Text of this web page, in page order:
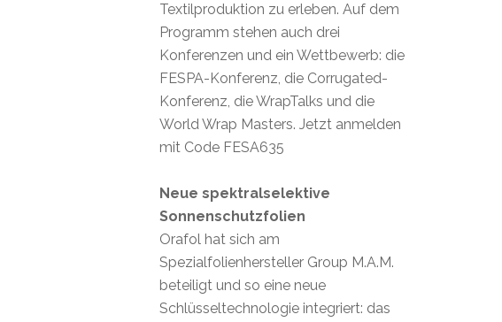
Textilproduktion zu erleben. Auf dem
Programm stehen auch drei
Konferenzen und ein Wettbewerb: die
FESPA-Konferenz, die Corrugated-
Konferenz, die WrapTalks und die
World Wrap Masters. Jetzt anmelden
mit Code FESA635
Neue spektralselektive
Sonnenschutzfolien
Orafol hat sich am
Spezialfolienhersteller Group M.A.M.
beteiligt und so eine neue
Schlüsseltechnologie integriert: das